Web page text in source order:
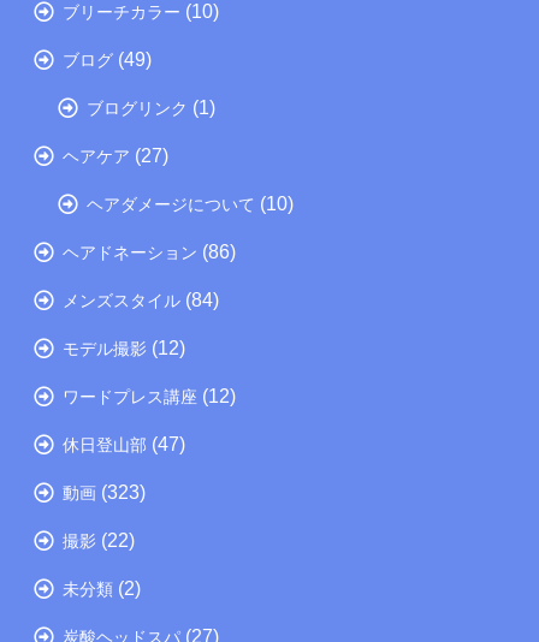
ブリーチカラー (10)
ブログ (49)
ブログリンク (1)
ヘアケア (27)
ヘアダメージについて (10)
ヘアドネーション (86)
メンズスタイル (84)
モデル撮影 (12)
ワードプレス講座 (12)
休日登山部 (47)
動画 (323)
撮影 (22)
未分類 (2)
炭酸ヘッドスパ (27)